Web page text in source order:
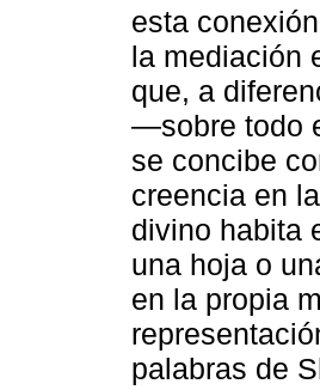
esta
la mediación
que, a
―sobre todo
se concibe
creencia en
divino habita
una hoja o
en la propia
palabras de